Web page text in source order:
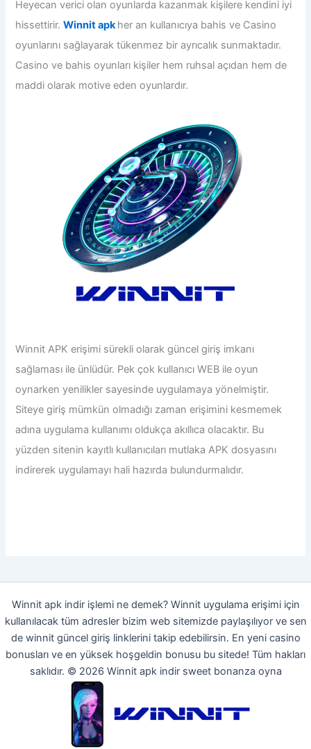
Heyecan verici olan oyunlarda kazanmak kişilere kendini iyi
hissettirir.Winnit apkher an kullanıcıya bahis ve Casino
oyunlarını sağlayarak tükenmez bir ayrıcalık sunmaktadır.
Casino ve bahis oyunları kişiler hem ruhsal açıdan hem de
maddi olarak motive eden oyunlardır.
Winnit APKerişimi sürekli olarak güncel giriş imkanı
sağlaması ile ünlüdür. Pek çok kullanıcı WEB ile oyun
oynarken yenilikler sayesinde uygulamaya yönelmiştir.
Siteye giriş mümkün olmadığı zaman erişimini kesmemek
adına uygulama kullanımı oldukça akıllıca olacaktır. Bu
yüzden sitenin kayıtlı kullanıcıları mutlaka APK dosyasını
indirerek uygulamayı hali hazırda bulundurmalıdır.
Winnit apk indir işlemi ne demek? Winnit uygulama erişimi için
kullanılacak tüm adresler bizim web sitemizde paylaşılıyor ve sen
de winnit güncel giriş linklerini takip edebilirsin. En yeni casino
bonusları ve en yüksek hoşgeldin bonusu bu sitede! Tüm hakları
saklıdır. © 2026 Winnit apk indir sweet bonanza oyna